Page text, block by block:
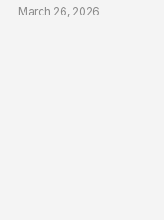
March 26, 2026